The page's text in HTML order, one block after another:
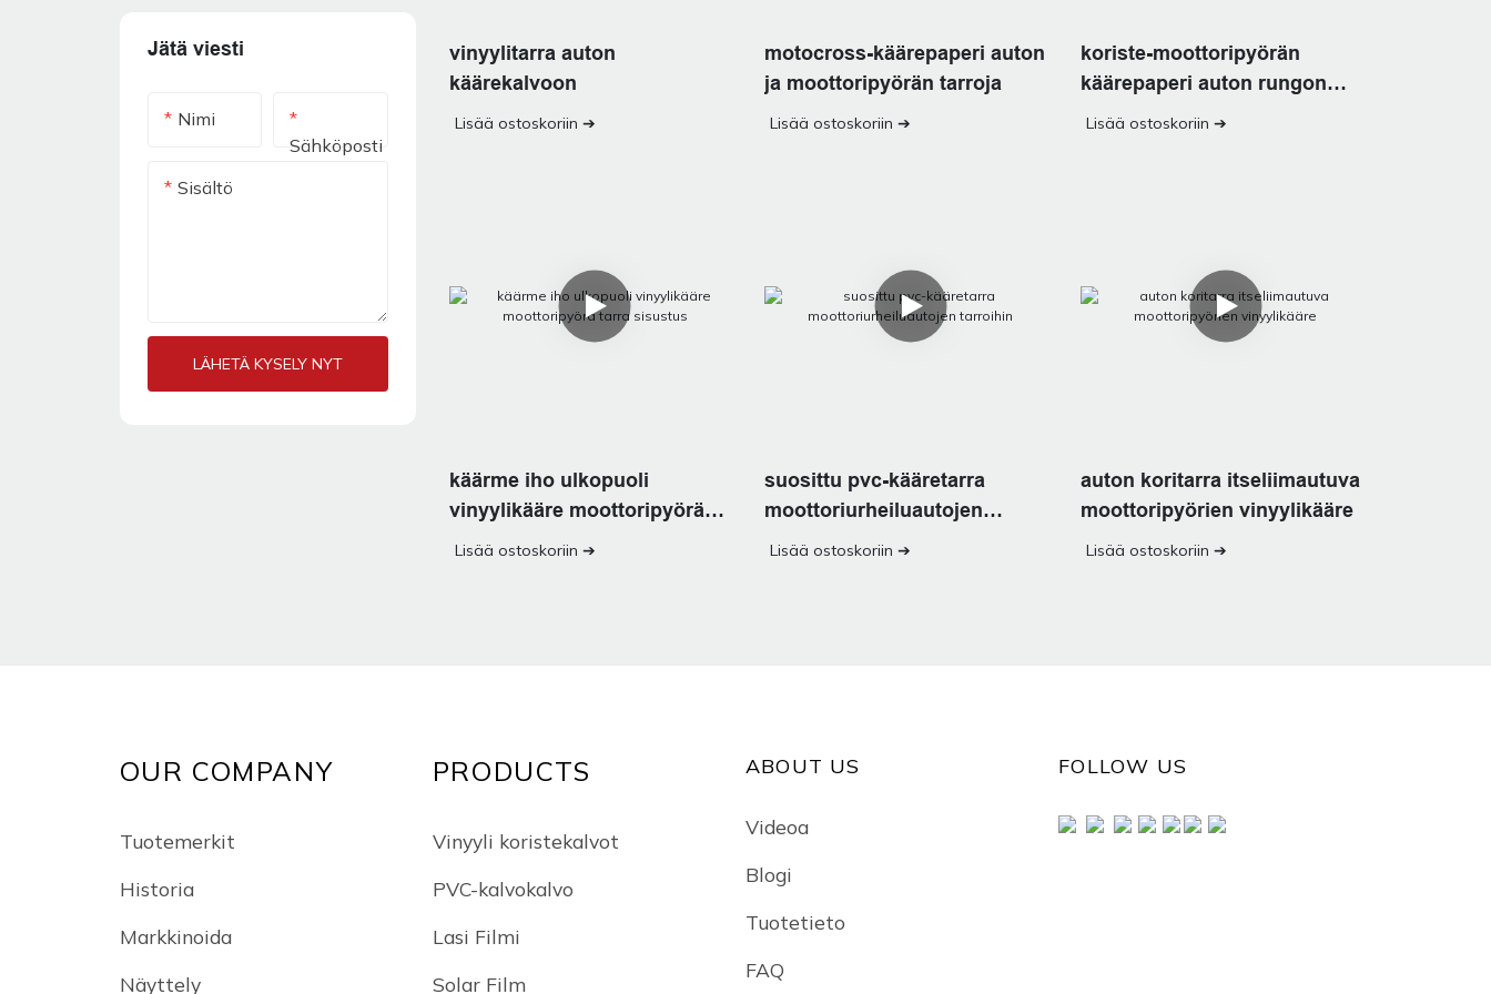
vinyylitarra auton
käärekalvoon
Lisää ostoskoriin ➔
motocross-käärepaperi auton
ja moottoripyörän tarroja
Lisää ostoskoriin ➔
koriste-moottoripyörän
käärepaperi auton rungon
vinyylitarvikkeet
Lisää ostoskoriin ➔
käärme iho ulkopuoli
vinyylikääre moottoripyörä
tarra sisustus
Lisää ostoskoriin ➔
suosittu pvc-kääretarra
moottoriurheiluautojen
tarroihin
Lisää ostoskoriin ➔
auton koritarra itseliimautuva
moottoripyörien vinyylikääre
Lisää ostoskoriin ➔
Jätä viesti
Nimi
Sähköposti
Sisältö
LÄHETÄ KYSELY NYT
OUR COMPANY
Tuotemerkit
Historia
Markkinoida
Näyttely
PRODUCTS
Vinyyli koristekalvot
PVC-kalvokalvo
Lasi Filmi
Solar Film
ABOUT US
Videoa
Blogi
Tuotetieto
FAQ
FOLLOW US